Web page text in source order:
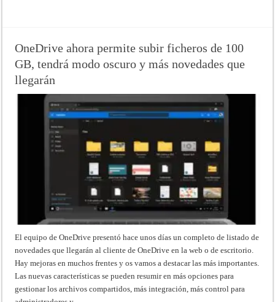
OneDrive ahora permite subir ficheros de 100
GB, tendrá modo oscuro y más novedades que
llegarán
El equipo de OneDrive presentó hace unos días un completo de listado de
novedades que llegarán al cliente de OneDrive en la web o de escritorio.
Hay mejoras en muchos frentes y os vamos a destacar las más importantes.
Las nuevas características se pueden resumir en más opciones para
gestionar los archivos compartidos, más integración, más control para